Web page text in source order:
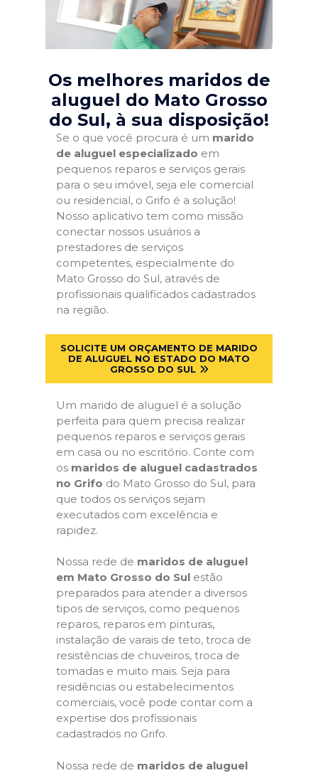
Os melhores maridos de
aluguel do Mato Grosso
do Sul, à sua disposição!
Se o que você procura é um marido
de aluguel especializado em
pequenos reparos e serviços gerais
para o seu imóvel, seja ele comercial
ou residencial, o Grifo é a solução!
Nosso aplicativo tem como missão
conectar nossos usuários a
prestadores de serviços
competentes, especialmente do
Mato Grosso do Sul, através de
profissionais qualificados cadastrados
na região.
SOLICITE UM ORÇAMENTO DE MARIDO
DE ALUGUEL NO ESTADO DO MATO
GROSSO DO SUL
Um marido de aluguel é a solução
perfeita para quem precisa realizar
pequenos reparos e serviços gerais
em casa ou no escritório. Conte com
os maridos de aluguel cadastrados
no Grifo do Mato Grosso do Sul, para
que todos os serviços sejam
executados com excelência e
rapidez.
Nossa rede de maridos de aluguel
em Mato Grosso do Sul estão
preparados para atender a diversos
tipos de serviços, como pequenos
reparos, reparos em pinturas,
instalação de varais de teto, troca de
resistências de chuveiros, troca de
tomadas e muito mais. Seja para
residências ou estabelecimentos
comerciais, você pode contar com a
expertise dos profissionais
cadastrados no Grifo.
Nossa rede de maridos de aluguel